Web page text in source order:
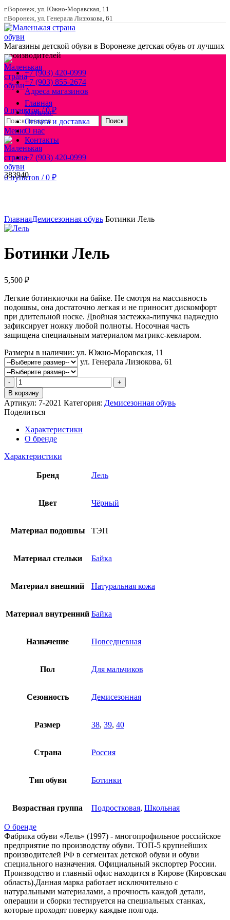
г.Воронеж, ул. Южно-Моравская, 11
г.Воронеж, ул. Генерала Лизюкова, 61
Магазины детской обуви в Воронеже детская обувь от лучших
производителей
+7 (903) 420-0999
+7 (903) 855-2674
Адреса магазинов
0 пунктов / 0₽
Поиск
Меню
0пунктов / 0 ₽
Главная
Каталог
Оплата и доставка
О нас
Контакты
+7 (903) 420-0999
383940
ГлавнаяДемисезонная обувь Ботинки Лель
Ботинки Лель
5,500 ₽
Легкие ботинкиочки на байке. Не смотря на массивность
подошвы, она достаточно легкая и не приносит дискомфорт
при длительной носке. Двойная застежка-липучка наджедно
зафиксирует ножку любой полноты. Носочная часть
защищена специальным материалом матрикс-кевларом.
Размеры в наличии: ул. Южно-Моравская, 11
ул. Генерала Лизюкова, 61
Количество
товара
Ботинки
Лель
В корзину
Артикул: 7-2021 Категория: Демисезонная обувь
Поделиться
Характеристики
О бренде
Характеристики
Бренд Лель
Цвет Чёрный
Материал подошвы ТЭП
Материал стельки Байка
Материал внешний Натуральная кожа
Материал внутренний Байка
Назначение Повседневная
Пол Для мальчиков
Сезонность Демисезонная
Размер 38, 39, 40
Страна Россия
Тип обуви Ботинки
Возрастная группа Подростковая, Школьная
О бренде
Фабрика обуви «Лель» (1997) - многопрофильное российское
предприятие по производству обуви. ТОП-5 крупнейших
производителей РФ в сегментах детской обуви и обуви
специального назначения. Официальный экспортер России.
Производство и главный офис находится в Кирове (Кировская
область).Данная марка работает исключительно с
натуральными материалами, а прочность каждой детали,
операции и сборки тестируется на специальных станках,
которые проходят поверку каждые полгода.